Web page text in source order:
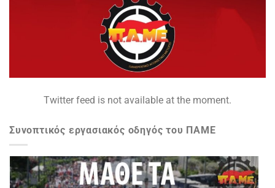
Twitter feed is not available at the moment.
Συνοπτικός εργασιακός οδηγός του ΠΑΜΕ